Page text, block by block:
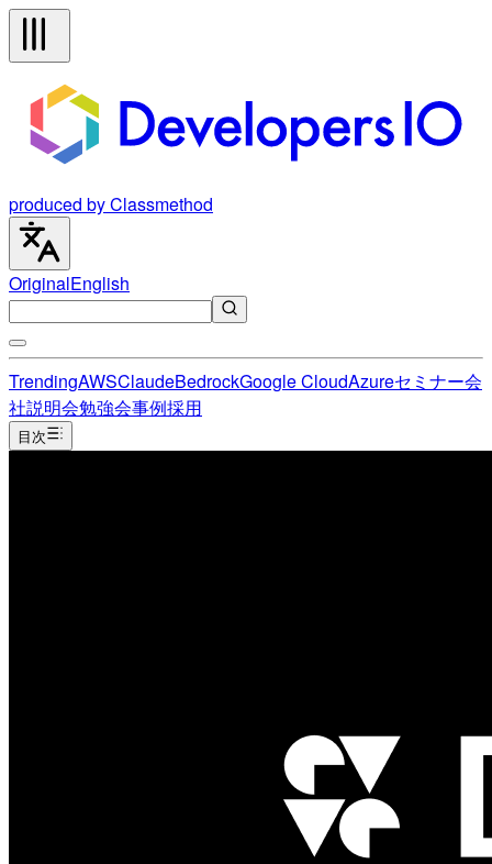
produced by Classmethod
OriginalEnglish
TrendingAWSClaudeBedrockGoogle CloudAzureセミナー会
社説明会勉強会事例採用
目次